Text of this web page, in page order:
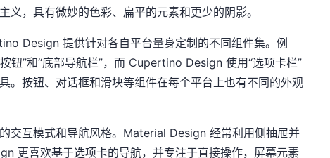
义，具有微妙的色彩、扁平的元素和更少的阴影。
Design 提供针对各自平台量身定制的不同组件集。例
钮”和“底部导航栏”，而 Cupertino Design 使用“选项卡栏”
。按钮、对话框和滑块等组件在每个平台上也有不同的外观
交互模式和导航风格。Material Design 经常利用侧抽屉并
更喜欢基于选项卡的导航，并专注于直接操作，屏幕元素